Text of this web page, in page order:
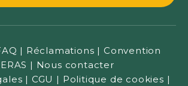
| Réclamations | Convention
| Nous contacter
| CGU | Politique de cookies |